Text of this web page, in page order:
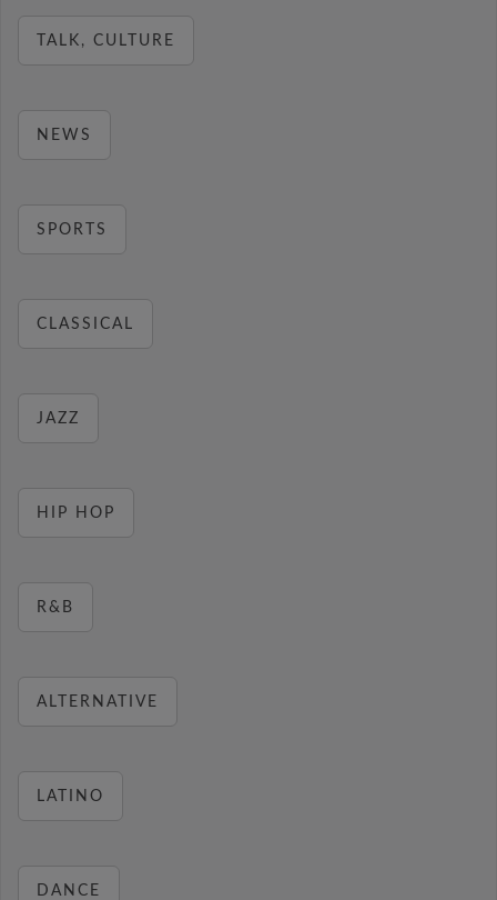
TALK, CULTURE
NEWS
SPORTS
CLASSICAL
JAZZ
HIP HOP
R&B
ALTERNATIVE
LATINO
DANCE